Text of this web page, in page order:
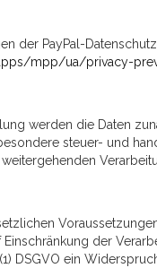
der PayPal-
mpp/ua/privacy-
werden die Daten
steuer- und
der
DSGVO ein